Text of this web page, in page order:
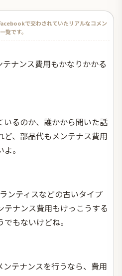
で交わされていたリアルなコメン
覧です。
ナンス費用もかなりかかる
いるのか、誰かから聞いた話
ど、部品代もメンテナス費用
。
ンティスなどの古いタイプ
テナンス費用もけっこうする
もないけどね。
ンテナンスを行うなら、費用